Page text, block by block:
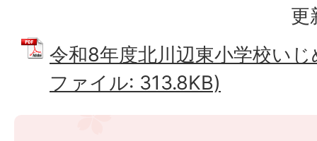
更
令和8年度北川辺東小学校い
ファイル: 313.8KB)